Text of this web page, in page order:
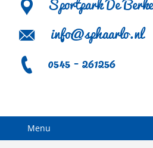
info@sphaarlo.nl
0545 - 261256
Menu